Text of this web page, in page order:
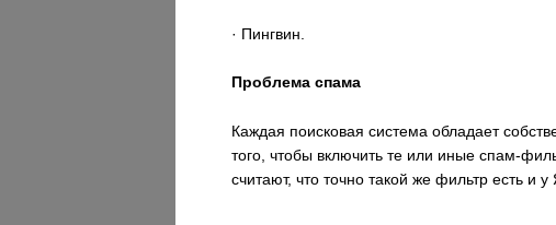
· Пингвин.
Проблема спама
Каждая поисковая система обладает
того, чтобы включить те или иные спам-
считают, что точно такой же фильтр есть и у